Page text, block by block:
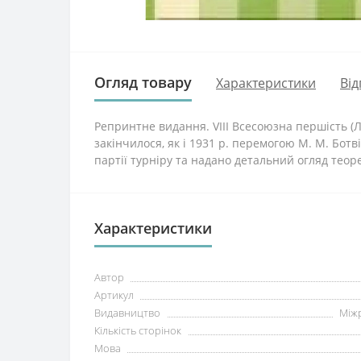
Огляд товару Характеристики
Репринтне видання. VIII Всесоюзна першість
закінчилося, як і 1931 р. перемогою М. М.
партії турніру та надано детальний огляд
Характеристики
Автор
Артикул
Видавництво
Кількість сторінок
Мова